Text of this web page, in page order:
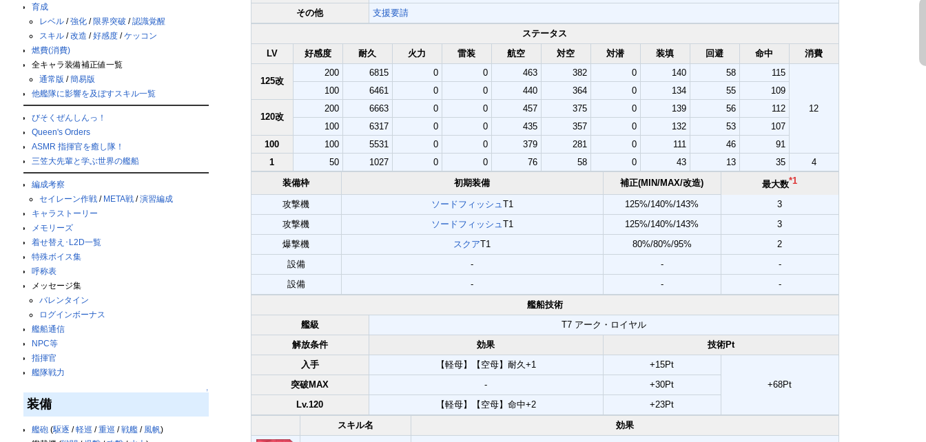
育成
レベル /強化 / 限界突破 /認識覚醒
スキル /改造 /好感度 /ケッコン
燃費(消費)
全キャラ装備補正値一覧
通常版 /簡易版
他艦隊に影響を及ぼすスキル一覧
びそくぜんしんっ！
Queen's Orders
ASMR 指揮官を癒し隊！
三笠大先輩と学ぶ世界の艦船
編成考察
セイレーン作戦 / META戦 /演習編成
キャラストーリー
メモリーズ
着せ替え･L2D一覧
特殊ボイス集
呼称表
メッセージ集
バレンタイン
ログインボーナス
艦船通信
NPC等
指揮官
艦隊戦力
↑
装備
艦砲 (駆逐 /軽巡 /重巡 /戦艦/ 風帆)
その他
支援要請
ステータス
LV
好感度 耐久 火力 雷装 航空 対空 対潜 装填 回避 命中 消費
125改
200 6815 0 0 463 382 0 140 58 115
12
100 6461 0 0 440 364 0 134 55 109
120改
200 6663 0 0 457 375 0 139 56
112
100
6317 0 0 435 357 0 132 53
107
100
100 5531 0 0 379 281 0 111 46
91
1
50 1027 0 0 76 58 0 43 13 35
4
装備枠
初期装備 補正(MIN/MAX/改造) 最大数*1
攻撃機 ソードフィッシュT1 125%/140%/143%
3
攻撃機
ソードフィッシュT1 125%/140%/143%
3
爆撃機
スクアT1 80%/80%/95%
2
設備
- -
-
設備
- -
-
艦船技術
艦級
T7 アーク・ロイヤル
解放条件
効果
技術Pt
入手
【軽母】【空母】耐久+1
+15Pt
+68Pt
突破MAX -
+30Pt
Lv.120
【軽母】【空母】命中+2
+23Pt
スキル名
効果